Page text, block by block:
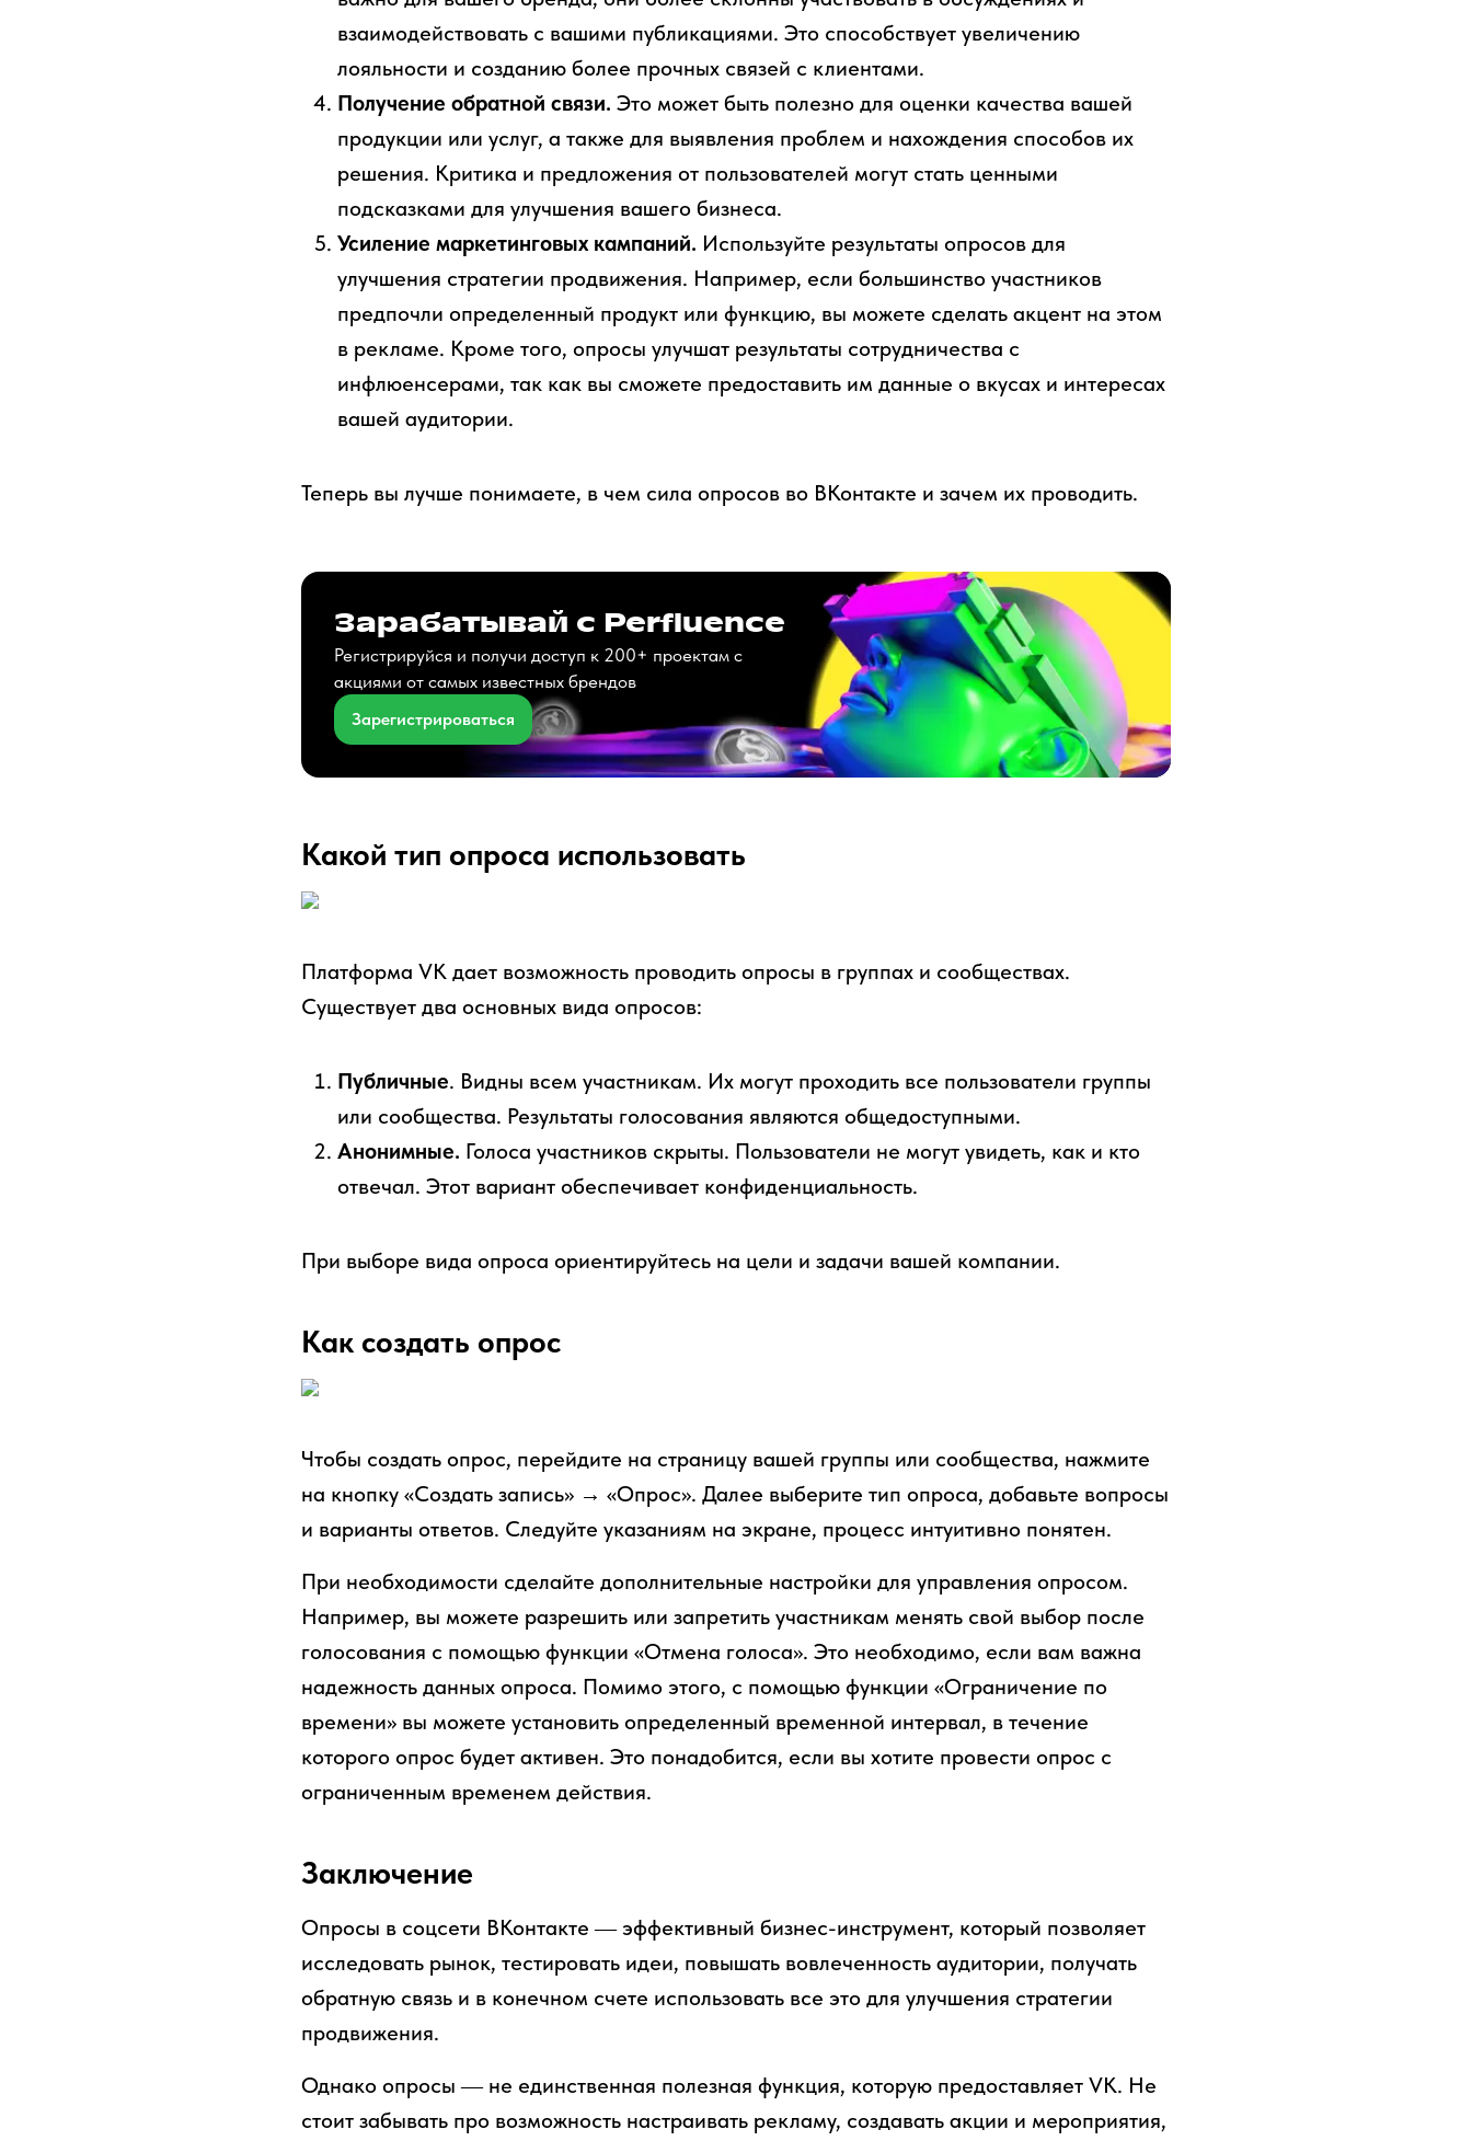
взаимодействовать с вашими публикациями. Это способствует увеличению
лояльности и созданию более прочных связей с клиентами.
Получение обратной связи. Это может быть полезно для оценки качества вашей
продукции или услуг, а также для выявления проблем и нахождения способов их
решения. Критика и предложения от пользователей могут стать ценными
подсказками для улучшения вашего бизнеса.
Усиление маркетинговых кампаний. Используйте результаты опросов для
улучшения стратегии продвижения. Например, если большинство участников
предпочли определенный продукт или функцию, вы можете сделать акцент на этом
в рекламе. Кроме того, опросы улучшат результаты сотрудничества с
инфлюенсерами, так как вы сможете предоставить им данные о вкусах и интересах
вашей аудитории.
Теперь вы лучше понимаете, в чем сила опросов во ВКонтакте и зачем их проводить.
Зарабатывай с Perfluence
Регистрируйся и получи доступ к 200+ проектам с
акциями от самых известных брендов
Зарегистрироваться
Какой тип опроса использовать
Платформа VK дает возможность проводить опросы в группах и сообществах.
Существует два основных вида опросов:
Публичные. Видны всем участникам. Их могут проходить все пользователи группы
или сообщества. Результаты голосования являются общедоступными.
Анонимные. Голоса участников скрыты. Пользователи не могут увидеть, как и кто
отвечал. Этот вариант обеспечивает конфиденциальность.
При выборе вида опроса ориентируйтесь на цели и задачи вашей компании.
Как создать опрос
Чтобы создать опрос, перейдите на страницу вашей группы или сообщества, нажмите
на кнопку «Создать запись» → «Опрос». Далее выберите тип опроса, добавьте вопросы
и варианты ответов. Следуйте указаниям на экране, процесс интуитивно понятен.
При необходимости сделайте дополнительные настройки для управления опросом.
Например, вы можете разрешить или запретить участникам менять свой выбор после
голосования с помощью функции «Отмена голоса». Это необходимо, если вам важна
надежность данных опроса. Помимо этого, с помощью функции «Ограничение по
времени» вы можете установить определенный временной интервал, в течение
которого опрос будет активен. Это понадобится, если вы хотите провести опрос с
ограниченным временем действия.
Заключение
Опросы в соцсети ВКонтакте ― эффективный бизнес-инструмент, который позволяет
исследовать рынок, тестировать идеи, повышать вовлеченность аудитории, получать
обратную связь и в конечном счете использовать все это для улучшения стратегии
продвижения.
Однако опросы ― не единственная полезная функция, которую предоставляет VK. Не
стоит забывать про возможность настраивать рекламу, создавать акции и мероприятия,